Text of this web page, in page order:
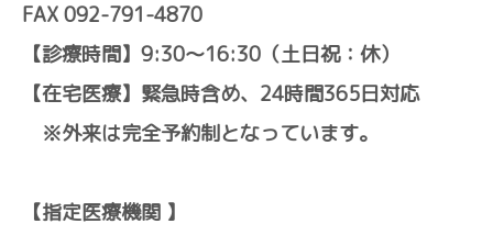
FAX 092-791-4870
【診療時間】9:30～16:30（土日祝：休）
【在宅医療】緊急時含め、24時間365日対応
※外来は完全予約制となっています。
【指定医療機関 】